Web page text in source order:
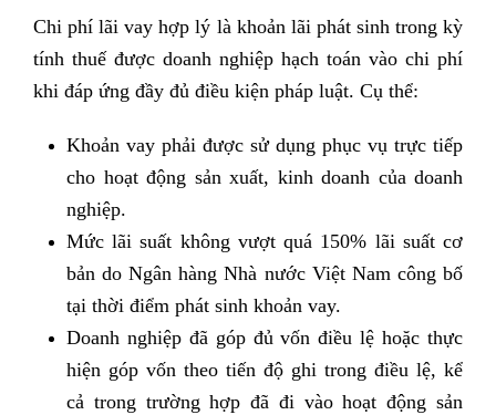
Chi phí lãi vay hợp lý là khoản lãi phát sinh trong kỳ
tính thuế được doanh nghiệp hạch toán vào chi phí
khi đáp ứng đầy đủ điều kiện pháp luật. Cụ thể:
Khoản vay phải được sử dụng phục vụ trực tiếp
cho hoạt động sản xuất, kinh doanh của doanh
nghiệp.
Mức lãi suất không vượt quá 150% lãi suất cơ
bản do Ngân hàng Nhà nước Việt Nam công bố
tại thời điểm phát sinh khoản vay.
Doanh nghiệp đã góp đủ vốn điều lệ hoặc thực
hiện góp vốn theo tiến độ ghi trong điều lệ, kể
cả trong trường hợp đã đi vào hoạt động sản